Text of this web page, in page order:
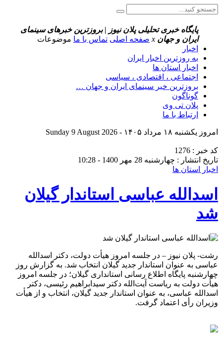
پایگاه خبری تحلیلی پلان نیوز | بروزترین خبرهای سینمای
ایران و جهان x صفحه اصلی تماس با ما موضوعات
اخبار
به روزترین اخبار ایران
اخبار استان ها
اجتماعی ، اقتصادی ، سیاسی
بروزترین خبر سینمای ایران و جهان …
گوناگون
پلان تی وی
ارتباط با ما
امروز یکشنبه ۱۸ مرداد ۱۴۰۵ - Sunday 9 August 2026
کد خبر : 1276
تاریخ انتشار : چهارشنبه 28 مهر 1400 - 10:28
اخبار استان ها
اسدالله عباسی استاندار گیلان
شد
رشت- پلان نیوز – در جلسه امروز هیأت دولت، دکتر اسدالله
عباسی به عنوان استاندار جدید گیلان انتخاب شد. به گزارش روز
چهارشنبه پایگاه اطلاع رسانی استانداری گیلان؛ در جلسه امروز
هیأت دولت به ریاست آیت‌الله دکتر سیدابراهیم رئیسی، دکتر
اسدالله عباسی، به عنوان استاندار جدید گیلان، انتخاب و از هیأت
وزیران رأی اعتماد گرفت.